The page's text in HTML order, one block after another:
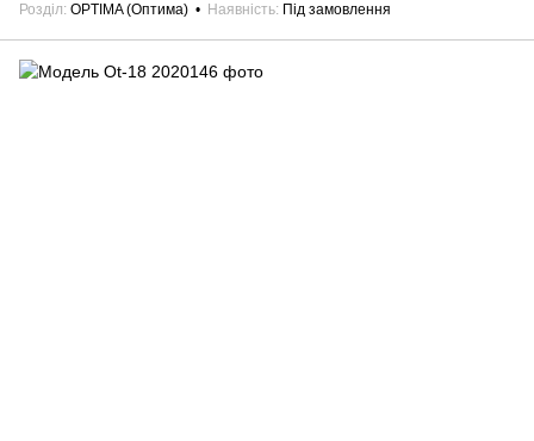
Розділ OPTIMA (Оптима) Наявність Під замовлення